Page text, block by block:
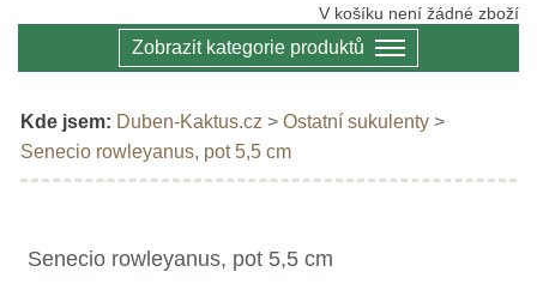
V košíku není žádné zboží
Zobrazit kategorie produktů
Kde jsem: Duben-Kaktus.cz > Ostatní sukulenty >
Senecio rowleyanus, pot 5,5 cm
Senecio rowleyanus, pot 5,5 cm